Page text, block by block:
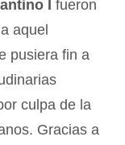
I
fueron
aquel
pusiera fin a
culpa de la
Gracias a